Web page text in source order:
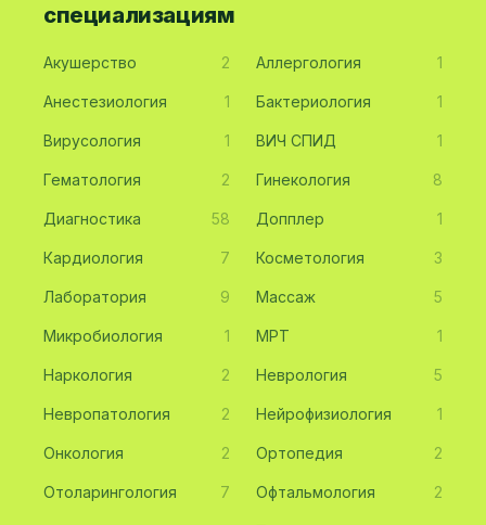
специализациям
Акушерство 2 Аллергология 1
Анестезиология 1 Бактериология 1
Вирусология 1 ВИЧ СПИД 1
Гематология 2 Гинекология 8
Диагностика 58 Допплер 1
Кардиология 7 Косметология 3
Лаборатория 9 Массаж 5
Микробиология 1 МРТ 1
Наркология 2 Неврология 5
Невропатология 2 Нейрофизиология 1
Онкология 2 Ортопедия 2
Отоларингология 7 Офтальмология 2